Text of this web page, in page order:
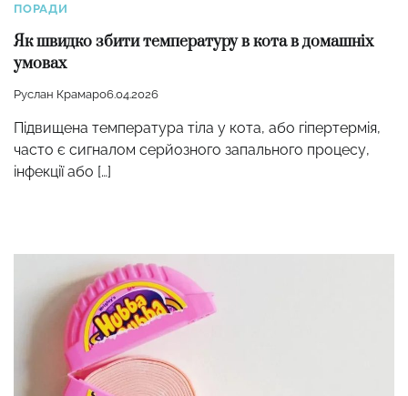
ПОРАДИ
Як швидко збити температуру в кота в домашніх
умовах
Руслан Крамар06.04.2026
Підвищена температура тіла у кота, або гіпертермія,
часто є сигналом серйозного запального процесу,
інфекції або […]